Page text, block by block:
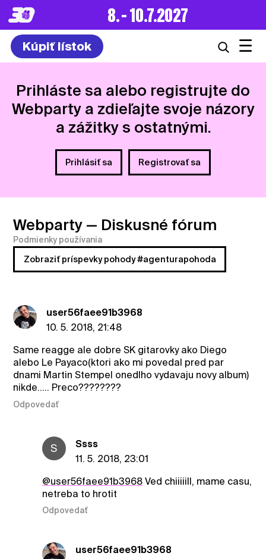
8. – 10.7.2027
Kúpiť lístok ☰
Prihláste sa alebo registrujte do
Webparty a zdieľajte svoje názory
a zážitky s ostatnými.
Prihlásiť sa Registrovať sa
Webparty — Diskusné fórum
Podmienky používania
Zobraziť príspevky pohody #agenturapohoda
user56faee91b3968
10. 5. 2018, 21:48
Same reagge ale dobre SK gitarovky ako Diego
alebo Le Payaco(ktori ako mi povedal pred par
dnami Martin Stempel onedlho vydavaju novy album)
nikde..... Preco????????
Odpovedať
S
Ssss
11. 5. 2018, 23:01
@user56faee91b3968Ved chiiiiill, mame casu,
netreba to hrotit
Odpovedať
user56faee91b3968